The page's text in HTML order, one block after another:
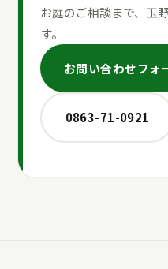
お庭のご相談まで、玉
す。
お問い合わせフォ
0863-71-0921